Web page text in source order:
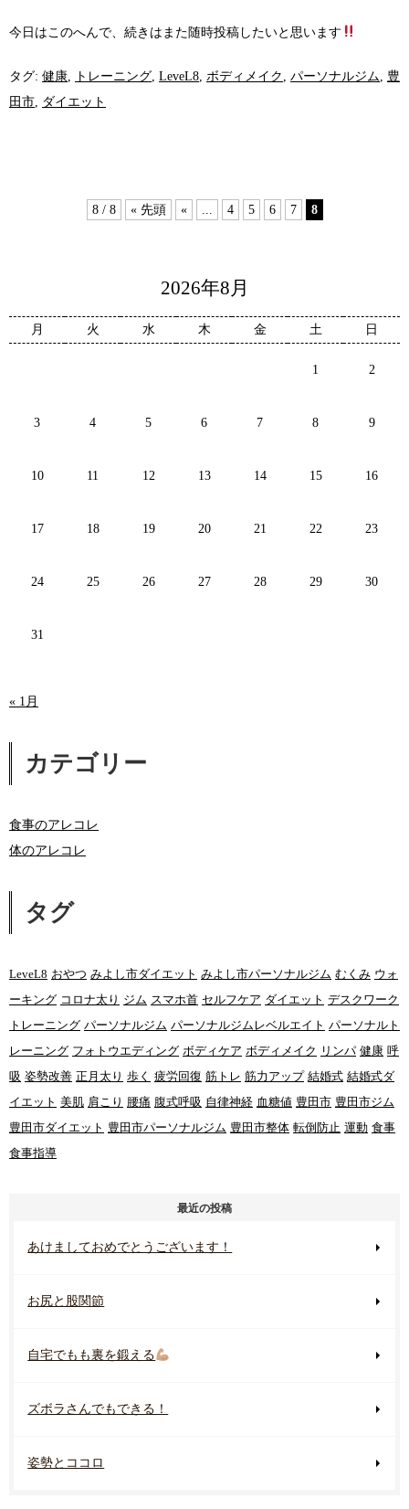
今日はこのへんで、続きはまた随時投稿したいと思います
タグ: 健康, トレーニング, LeveL8, ボディメイク , パーソナルジム, 豊
田市, ダイエット
8 / 8 « 先頭 « ... 4 5 6 7 8
2026年8月
月 火 水 木 金 土 日
1 2
3 4 5 6 7 8 9
10 11 12 13 14 15 16
17 18 19 20 21 22 23
24 25 26 27 28 29 30
31
« 1月
カテゴリー
食事のアレコレ
体のアレコレ
タグ
LeveL8 おやつ みよし市ダイエット みよし市パーソナルジム むくみ ウォ
ーキング コロナ太り ジム スマホ首 セルフケア ダイエット デスクワーク
トレーニング パーソナルジム パーソナルジムレベルエイト パーソナルト
レーニング フォトウエディング ボディケア ボディメイク リンパ 健康 呼
吸 姿勢改善 正月太り 歩く 疲労回復 筋トレ 筋力アップ 結婚式 結婚式ダ
イエット 美肌 肩こり 腰痛 腹式呼吸 自律神経 血糖値 豊田市 豊田市ジム
豊田市ダイエット 豊田市パーソナルジム 豊田市整体 転倒防止 運動 食事
食事指導
最近の投稿
あけましておめでとうございます！
お尻と股関節
自宅でもも裏を鍛える
ズボラさんでもできる！
姿勢とココロ